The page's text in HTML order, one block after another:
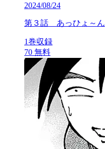
2024/08/24
第３話 あっひょ～ん
1巻収録
70 無料